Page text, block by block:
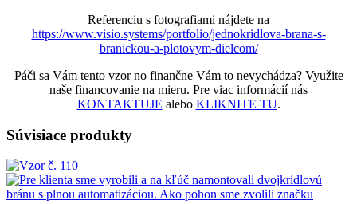
Referenciu s fotografiami nájdete na
https://www.visio.systems/portfolio/jednokridlova-brana-s-
branickou-a-plotovym-dielcom/
Páči sa Vám tento vzor no finančne Vám to nevychádza? Využite
naše financovanie na mieru. Pre viac informácií nás
KONTAKTUJE alebo KLIKNITE TU.
Súvisiace produkty